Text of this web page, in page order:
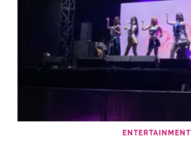
ENTERTAINMENT